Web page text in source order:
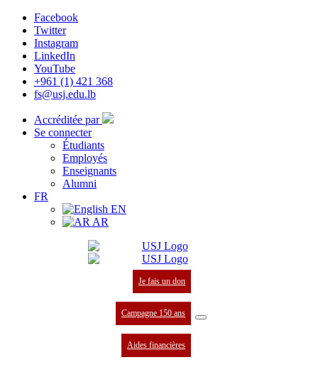
Facebook
Twitter
Instagram
LinkedIn
YouTube
+961 (1) 421 368
fs@usj.edu.lb
Accréditée par
Se connecter
Étudiants
Employés
Enseignants
Alumni
FR
EN
AR
Je fais un don
Campagne 150 ans
Aides financières